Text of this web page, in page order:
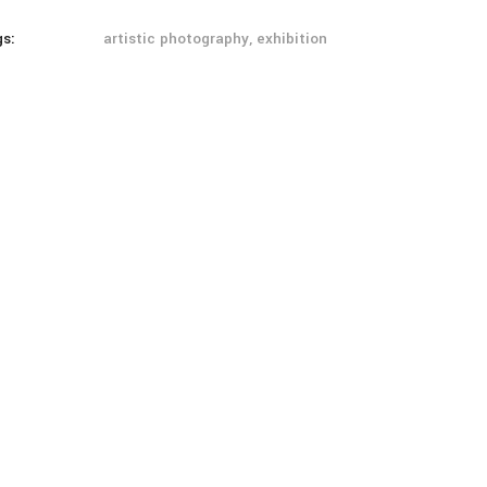
artistic photography, exhibition